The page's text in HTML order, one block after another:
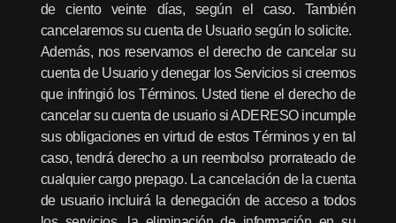
de ciento veinte días, según el caso. También
cancelaremos su cuenta de Usuario según lo solicite.
Además, nos reservamos el derecho de cancelar su
cuenta de Usuario y denegar los Servicios si creemos
que infringió los Términos. Usted tiene el derecho de
cancelar su cuenta de usuario si ADERESO incumple
sus obligaciones en virtud de estos Términos y en tal
caso, tendrá derecho a un reembolso prorrateado de
cualquier cargo prepago. La cancelación de la cuenta
de usuario incluirá la denegación de acceso a todos